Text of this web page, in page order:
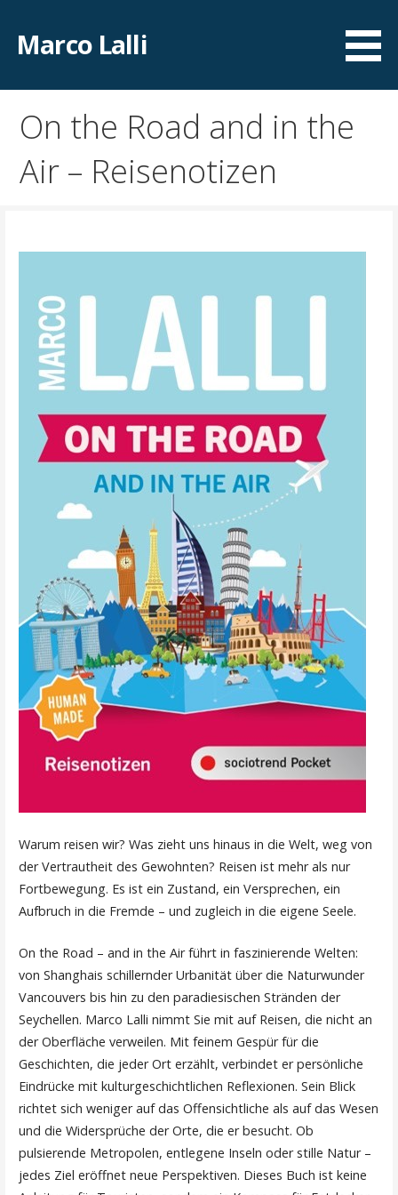
Inhalt
springen
Marco Lalli
On the Road and in the
Air – Reisenotizen
Warum reisen wir? Was zieht uns hinaus in die Welt, weg von
der Vertrautheit des Gewohnten? Reisen ist mehr als nur
Fortbewegung. Es ist ein Zustand, ein Versprechen, ein
Aufbruch in die Fremde – und zugleich in die eigene Seele.
On the Road – and in the Air führt in faszinierende Welten:
von Shanghais schillernder Urbanität über die Naturwunder
Vancouvers bis hin zu den paradiesischen Stränden der
Seychellen. Marco Lalli nimmt Sie mit auf Reisen, die nicht an
der Oberfläche verweilen. Mit feinem Gespür für die
Geschichten, die jeder Ort erzählt, verbindet er persönliche
Eindrücke mit kulturgeschichtlichen Reflexionen. Sein Blick
richtet sich weniger auf das Offensichtliche als auf das Wesen
und die Widersprüche der Orte, die er besucht. Ob
pulsierende Metropolen, entlegene Inseln oder stille Natur –
jedes Ziel eröffnet neue Perspektiven. Dieses Buch ist keine